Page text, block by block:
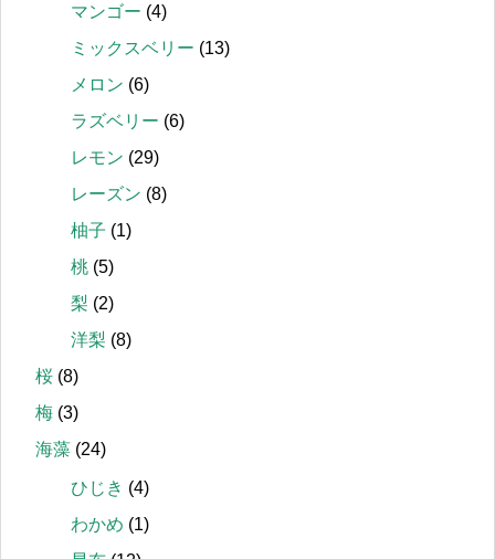
マンゴー (4)
ミックスベリー (13)
メロン (6)
ラズベリー (6)
レモン (29)
レーズン (8)
柚子 (1)
桃 (5)
梨 (2)
洋梨 (8)
桜 (8)
梅 (3)
海藻 (24)
ひじき (4)
わかめ (1)